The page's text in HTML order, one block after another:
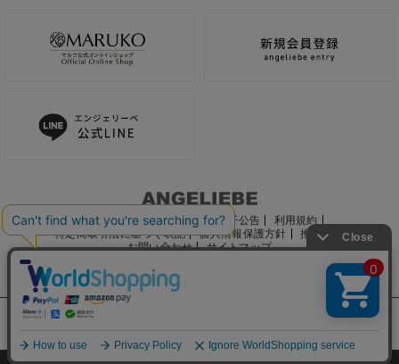
ご利用ガイド 会社概要 電子公告
利用規約
特定商取引法に基づく表記
個人情報保護方針
推奨環境
お問い合わせ
サイトマップ
サイト内の文章、画像などの著作物はマルコ株式会社に属します。
©2022 MARUKO CO., LTD.